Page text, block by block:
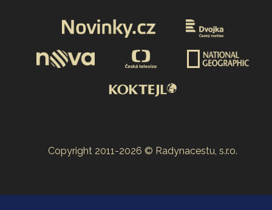
Copyright 2011-2026 © Radynacestu, s.r.o.